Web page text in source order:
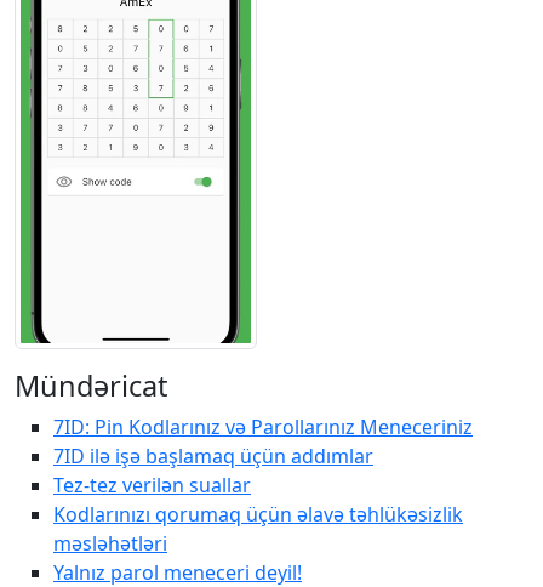
Mündəricat
7ID: Pin Kodlarınız və Parollarınız Meneceriniz
7ID ilə işə başlamaq üçün addımlar
Tez-tez verilən suallar
Kodlarınızı qorumaq üçün əlavə təhlükəsizlik
məsləhətləri
Yalnız parol meneceri deyil!